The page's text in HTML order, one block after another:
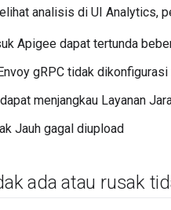
analisis di UI Analytics,
Apigee dapat tertunda
gRPC tidak dikonfigurasi
menjangkau Layanan
Jauh gagal diupload
ada atau rusak